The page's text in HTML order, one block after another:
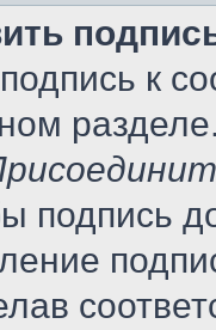
к
подпись